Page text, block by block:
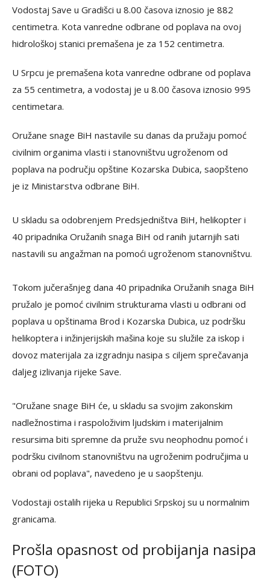
Vodostaj Save u Gradišci u 8.00 časova iznosio je 882
centimetra. Kota vanredne odbrane od poplava na ovoj
hidrološkoj stanici premašena je za 152 centimetra.
U Srpcu je premašena kota vanredne odbrane od poplava
za 55 centimetra, a vodostaj je u 8.00 časova iznosio 995
centimetara.
Oružane snage BiH nastavile su danas da pružaju pomoć
civilnim organima vlasti i stanovništvu ugroženom od
poplava na području opštine Kozarska Dubica, saopšteno
je iz Ministarstva odbrane BiH.
U skladu sa odobrenjem Predsjedništva BiH, helikopter i
40 pripadnika Oružanih snaga BiH od ranih jutarnjih sati
nastavili su angažman na pomoći ugroženom stanovništvu.
Tokom jučerašnjeg dana 40 pripadnika Oružanih snaga BiH
pružalo je pomoć civilnim strukturama vlasti u odbrani od
poplava u opštinama Brod i Kozarska Dubica, uz podršku
helikoptera i inžinjerijskih mašina koje su služile za iskop i
dovoz materijala za izgradnju nasipa s ciljem sprečavanja
daljeg izlivanja rijeke Save.
"Oružane snage BiH će, u skladu sa svojim zakonskim
nadležnostima i raspoloživim ljudskim i materijalnim
resursima biti spremne da pruže svu neophodnu pomoć i
podršku civilnom stanovništvu na ugroženim područjima u
obrani od poplava", navedeno je u saopštenju.
Vodostaji ostalih rijeka u Republici Srpskoj su u normalnim
granicama.
Prošla opasnost od probijanja nasipa
(FOTO)